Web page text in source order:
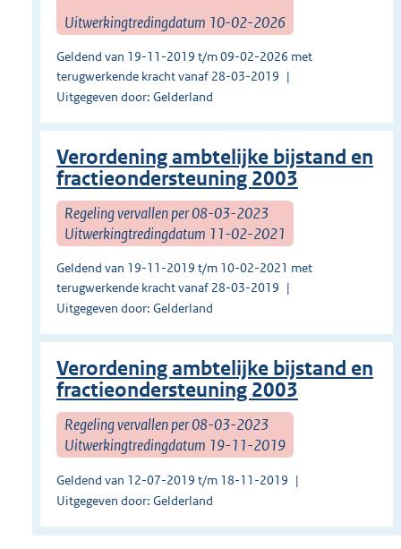
Uitwerkingtredingdatum 10-02-2026
Geldend van 19-11-2019 t/m 09-02-2026 met
terugwerkende kracht vanaf 28-03-2019
Uitgegeven door: Gelderland
Verordening ambtelijke bijstand en
fractieondersteuning 2003
Regeling vervallen per 08-03-2023
Uitwerkingtredingdatum 11-02-2021
Geldend van 19-11-2019 t/m 10-02-2021 met
terugwerkende kracht vanaf 28-03-2019
Uitgegeven door: Gelderland
Verordening ambtelijke bijstand en
fractieondersteuning 2003
Regeling vervallen per 08-03-2023
Uitwerkingtredingdatum 19-11-2019
Geldend van 12-07-2019 t/m 18-11-2019
Uitgegeven door: Gelderland